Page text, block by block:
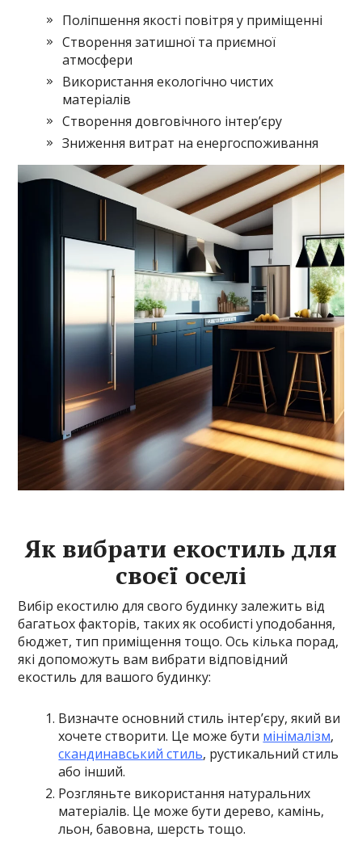
Поліпшення якості повітря у приміщенні
Створення затишної та приємної
атмосфери
Використання екологічно чистих
матеріалів
Створення довговічного інтер’єру
Зниження витрат на енергоспоживання
Як вибрати екостиль для
своєї оселі
Вибір екостилю для свого будинку залежить від
багатьох факторів, таких як особисті уподобання,
бюджет, тип приміщення тощо. Ось кілька порад,
які допоможуть вам вибрати відповідний
екостиль для вашого будинку:
Визначте основний стиль інтер’єру, який ви
хочете створити. Це може бути мінімалізм,
скандинавський стиль, рустикальний стиль
або інший.
Розгляньте використання натуральних
матеріалів. Це може бути дерево, камінь,
льон, бавовна, шерсть тощо.